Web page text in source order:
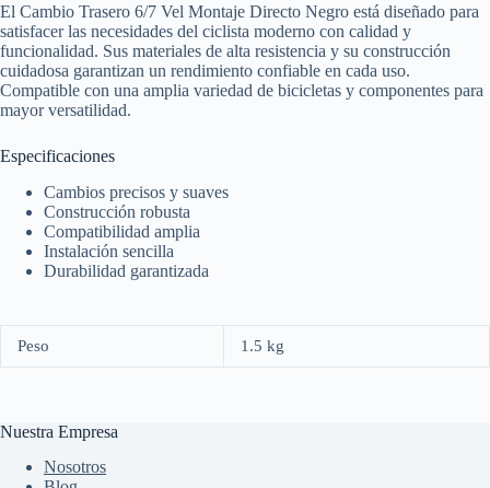
El Cambio Trasero 6/7 Vel Montaje Directo Negro está diseñado para
satisfacer las necesidades del ciclista moderno con calidad y
funcionalidad. Sus materiales de alta resistencia y su construcción
cuidadosa garantizan un rendimiento confiable en cada uso.
Compatible con una amplia variedad de bicicletas y componentes para
mayor versatilidad.
Especificaciones
Cambios precisos y suaves
Construcción robusta
Compatibilidad amplia
Instalación sencilla
Durabilidad garantizada
Peso 1.5 kg
Nuestra Empresa
Nosotros